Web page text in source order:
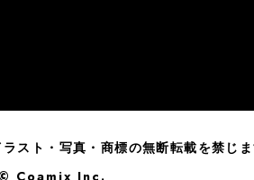
スト・写真・商標の無断転載を禁じ
© Coamix Inc.